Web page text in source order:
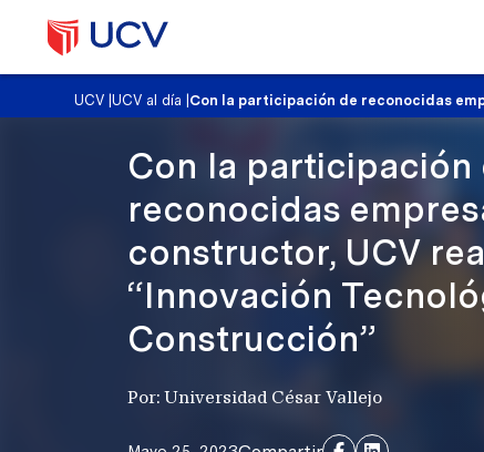
UCV |UCV al día Con la participación de reconocidas
Con la participación
reconocidas
constructor, UCV
“Innovación
Construcción”
Por: Universidad César Vallejo